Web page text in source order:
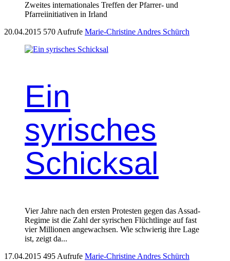
Zweites internationales Treffen der Pfarrer- und
Pfarreiinitiativen in Irland
20.04.2015 570 Aufrufe Marie-Christine Andres Schürch
Ein
syrisches
Schicksal
Vier Jahre nach den ersten Protesten gegen das Assad-
Regime ist die Zahl der syrischen Flüchtlinge auf fast
vier Mil­lio­nen angewach­sen. Wie schwierig ihre Lage
ist, zeigt da...
17.04.2015 495 Aufrufe Marie-Christine Andres Schürch